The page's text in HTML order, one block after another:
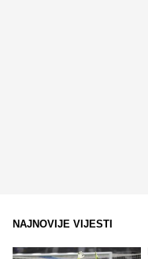
NAJNOVIJE VIJESTI